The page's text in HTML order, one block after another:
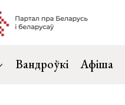
Вандроўкі Афіша